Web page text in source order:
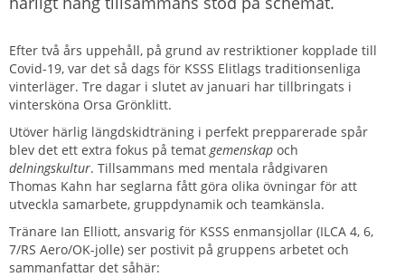
Efter två års uppehåll, på grund av restriktioner kopplade till
Covid-19, var det så dags för KSSS Elitlags traditionsenliga
vinterläger. Tre dagar i slutet av januari har tillbringats i
vintersköna Orsa Grönklitt.
Utöver härlig längdskidträning i perfekt prepparerade spår
blev det ett extra fokus på temat gemenskap och
delningskultur. Tillsammans med mentala rådgivaren
Thomas Kahn har seglarna fått göra olika övningar för att
utveckla samarbete, gruppdynamik och teamkänsla.
Tränare Ian Elliott, ansvarig för KSSS enmansjollar (ILCA 4, 6,
7/RS Aero/OK-jolle) ser postivit på gruppens arbetet och
sammanfattar det såhär: